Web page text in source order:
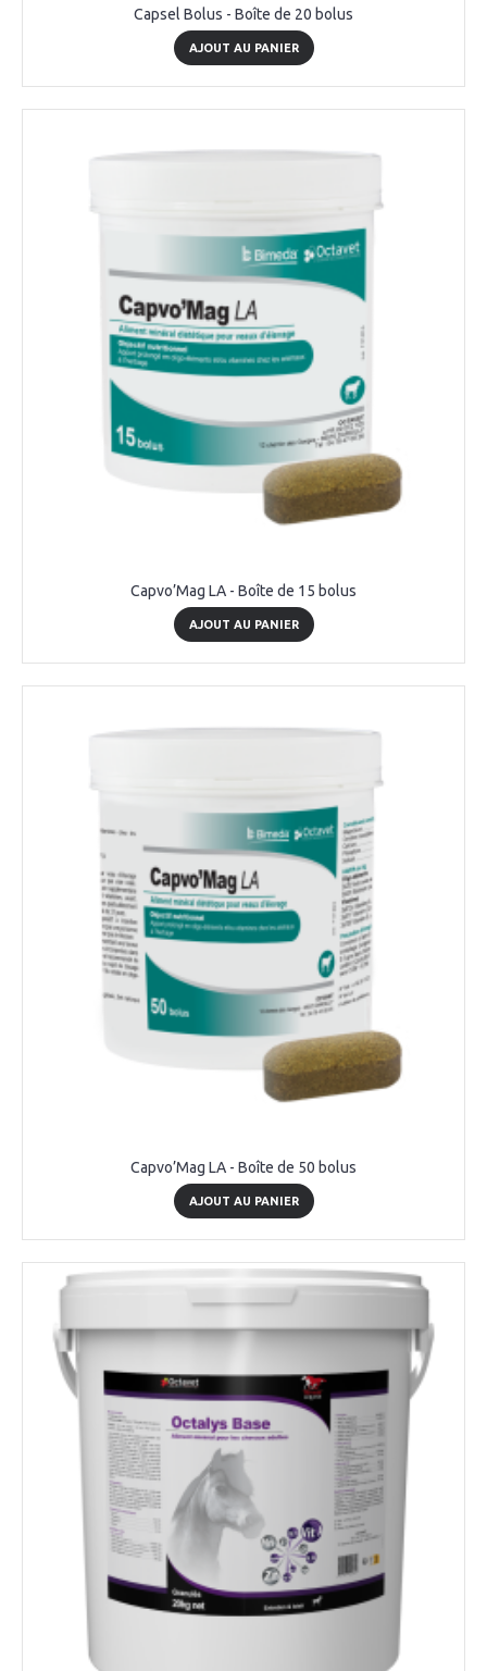
Capsel Bolus - Boîte de 20 bolus
AJOUT AU PANIER
Capvo’Mag LA - Boîte de 15 bolus
AJOUT AU PANIER
Capvo’Mag LA - Boîte de 50 bolus
AJOUT AU PANIER